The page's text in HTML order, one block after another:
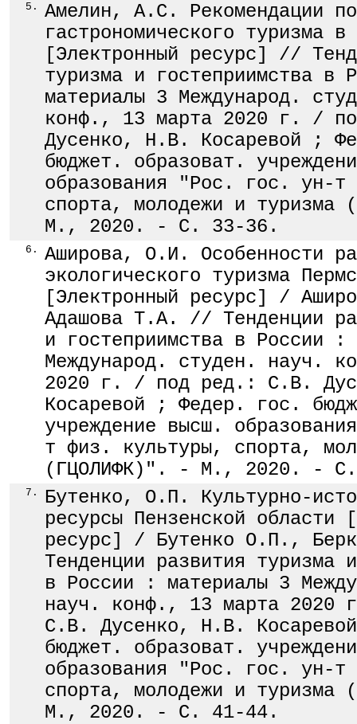
5.
Амелин, А.С. Рекомендации
гастрономического туризма
[Электронный ресурс] //
туризма и гостеприимства в
материалы 3 Международ.
конф., 13 марта 2020 г. /
Дусенко, Н.В. Косаревой ;
бюджет. образоват.
образования "Рос. гос. ун-т
спорта, молодежи и
М., 2020. - С. 33-36.
6.
Аширова, О.И. Особенности
экологического туризма
[Электронный ресурс] /
Адашова Т.А. // Тенденции
и гостеприимства в России :
Международ. студен. науч.
2020 г. / под ред.: С.В.
Косаревой ; Федер. гос.
учреждение высш.
т физ. культуры, спорта,
(ГЦОЛИФК)". - М., 2020. -
7.
Бутенко, О.П. Культурно-
ресурсы Пензенской области
ресурс] / Бутенко О.П.,
Тенденции развития туризма
в России : материалы 3
науч. конф., 13 марта
С.В. Дусенко, Н.В.
бюджет. образоват.
образования "Рос. гос. ун-т
спорта, молодежи и
М., 2020. - С. 41-44.